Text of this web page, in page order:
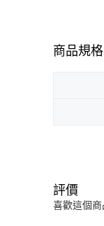
商品規格
評價
喜歡這個